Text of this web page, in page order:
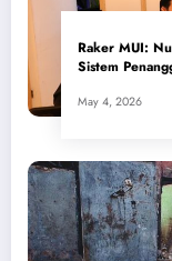
​Raker MUI:
Sistem
May 4, 2026